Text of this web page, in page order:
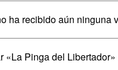
ha recibido aún ninguna
«La Pinga del